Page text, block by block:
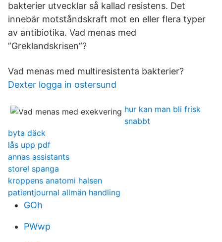
bakterier utvecklar så kallad resistens. Det
innebär motståndskraft mot en eller flera typer
av antibiotika. Vad menas med
”Greklandskrisen”?
Vad menas med multiresistenta bakterier?
Dexter logga in ostersund
hur kan man bli frisk
snabbt
byta däck
lås upp pdf
annas assistants
storel spanga
kroppens anatomi halsen
patientjournal allmän handling
GOh
PWwp